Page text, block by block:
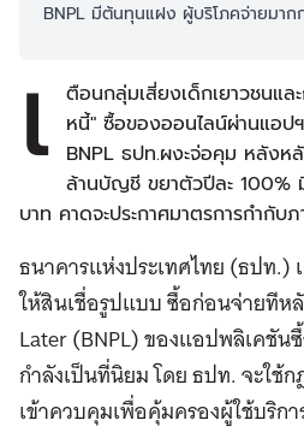
BNPL มีต้นทุนแฝง ผู้บริโภคจ่ายมาก
เ ตือนกลุ่มเสี่ยงเด็กเยาวชนแ
หนี้" ซื้อของออนไลน์ผ่านแอ
BNPL ธปท.ผงะจ่อคุม หลังห
ล้านบัญชี ขยาตัวปีละ 100%
บาท คาดจะประกาศมาตรการกำกั
ธนาคารแห่งประเทศไทย (ธปท.)
ให้สินเชื่อรูปแบบ ซื้อก่อนจ่ายทีห
Later (BNPL) ของแอปพลิเคชั
กำลังเป็นที่นิยม โดย ธปท. จะใ
เข้าควบคุมเพื่อคุ้มครองผู้ใช้บริก